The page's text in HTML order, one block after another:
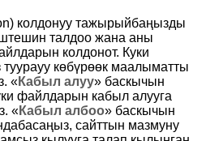
Setting a
колдонуу тажырыйбаңызды
талдоо жана аны
колдонот. Куки
көбүрөөк маалыматты
«Кабыл алуу» баскычын
файлдарын кабыл алууга
«Кабыл албоо» баскычын
сайттын мазмуну